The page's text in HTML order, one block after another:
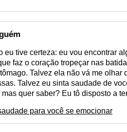
eu tive certeza: eu vou encontrar
faz o coração tropeçar nas
Talvez ela não vá me olhar
Talvez eu sinta saudade de
quer saber? Eu tô disposto a
para você se emocionar